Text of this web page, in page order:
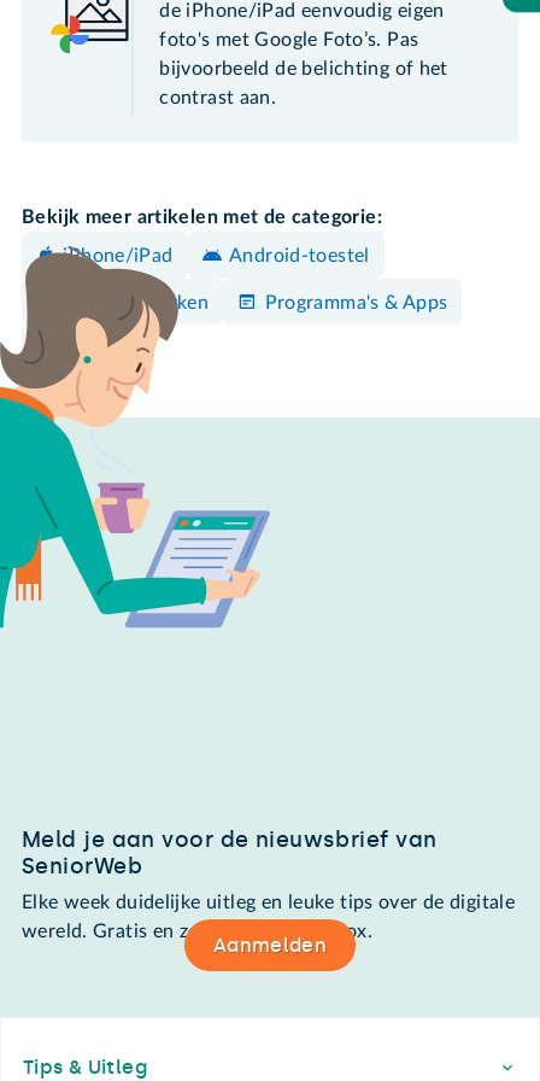
de iPhone/iPad eenvoudig eigen
foto's met Google Foto’s. Pas
bijvoorbeeld de belichting of het
contrast aan.
Bekijk meer artikelen met de categorie:
iPhone/iPad
Android-toestel
Foto's bewerken Programma's & Apps
Maken
Meld je aan voor de nieuwsbrief van
SeniorWeb
Elke week duidelijke uitleg en leuke tips over de digitale
wereld. Gratis en zomaar in de mailbox.
Aanmelden
Tips & Uitleg